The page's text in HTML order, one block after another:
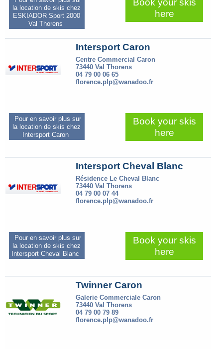
la location de skis chez
ESKIADOR Sport 2000
Val Thorens
Book your skis
here
Intersport Caron
Centre Commercial Caron
73440 Val Thorens
04 79 00 06 65
florence.plp@wanadoo.fr
Pour en savoir plus sur
la location de skis chez
Intersport Caron
Book your skis
here
Intersport Cheval Blanc
Résidence Le Cheval Blanc
73440 Val Thorens
04 79 00 07 44
florence.plp@wanadoo.fr
Pour en savoir plus sur
la location de skis chez
Intersport Cheval Blanc
Book your skis
here
Twinner Caron
Galerie Commerciale Caron
73440 Val Thorens
04 79 00 79 89
florence.plp@wanadoo.fr